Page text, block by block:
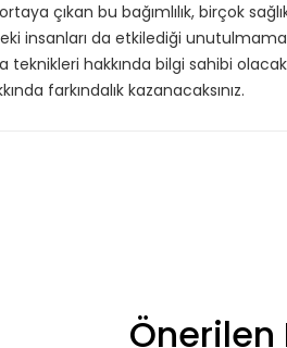
çıkan bu bağımlılık, birçok
insanları da etkilediği
teknikleri hakkında bilgi sahibi
farkındalık kazanacaksınız.